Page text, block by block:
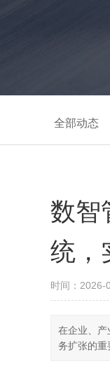
全部动态
数智
统，
时间：
在企业、产
务扩张的重